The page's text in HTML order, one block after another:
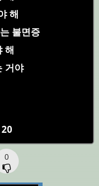
해
불면증
해
거야
0